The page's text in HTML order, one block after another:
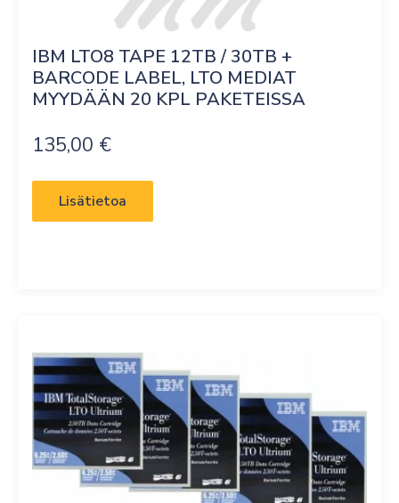
IBM LTO8 TAPE 12TB / 30TB +
BARCODE LABEL, LTO MEDIAT
MYYDÄÄN 20 KPL PAKETEISSA
135,00 €
Lisätietoa